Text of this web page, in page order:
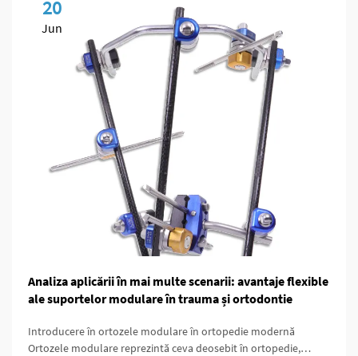
20
Jun
Analiza aplicării în mai multe scenarii: avantaje flexible
ale suportelor modulare în trauma și ortodontie
Introducere în ortozele modulare în ortopedie modernă
Ortozele modulare reprezintă ceva deosebit în ortopedie,